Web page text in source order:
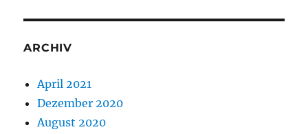
ARCHIV
April 2021
Dezember 2020
August 2020